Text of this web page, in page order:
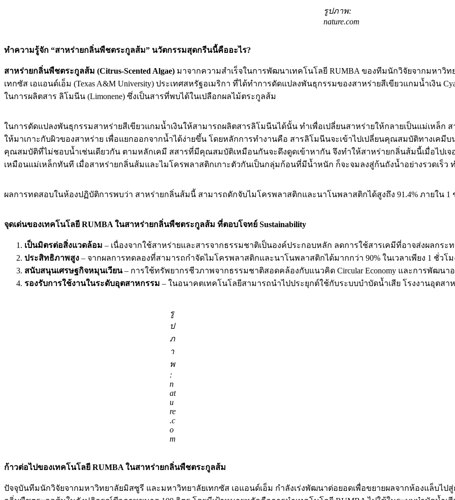
รูปภาพ:
nature.com
ทำความรู้จัก “สาหร่ายกลิ่นพืชตระกูลส้ม” นวัตกรรมสุดกรีนนี้คืออะไร?
สาหร่ายกลิ่นพืชตระกูลส้ม (Citrus-Scented Algae) มาจากความสำเร็จในการพัฒนาเทคโนโลยี RUMBA ของทีมนักวิจัยจากมหาวิทย
เทกซัส เอแอนด์เอ็ม (Texas A&M University) ประเทศสหรัฐอเมริกา ที่ได้ทำการดัดแปลงพันธุกรรมของสาหร่ายสีเขียวแกมน้ำเงิน
ในการผลิตสาร ลิโมนีน (Limonene) ซึ่งเป็นสารที่พบได้ในเปลือกผลไม้ตระกูลส้ม
ในการดัดแปลงพันธุกรรมสาหร่ายสีเขียวแกมน้ำเงินให้สามารถผลิตสารลิโมนีนได้นั้น ทำเพื่อเปลี่ยนสาหร่ายให้กลายเป็นแม่เหล็
ให้มาเกาะกับผิวของสาหร่าย เพื่อแยกออกจากน้ำได้ง่ายขึ้น โดยหลักการทำงานคือ สารลิโมนีนจะเข้าไปเปลี่ยนคุณสมบัติทางเค
คุณสมบัติที่ไม่ชอบน้ำเช่นเดียวกัน ตามหลักเคมี สสารที่มีคุณสมบัติเหมือนกันจะดึงดูดเข้าหากัน จึงทำให้สาหร่ายกลิ่นส้มนี้เมื่อไปเ
เหมือนแม่เหล็กทันที เมื่อสาหร่ายกลิ่นส้มและไมโครพลาสติกเกาะตัวกันเป็นกลุ่มก้อนที่มีน้ำหนัก ก็จะจมลงสู่ก้นถังน้ำอย่างรวดเร็ว
ผลการทดสอบในห้องปฏิบัติการพบว่า สาหร่ายกลิ่นส้มนี้ สามารถดักจับไมโครพลาสติกและนาโนพลาสติกได้สูงถึง 91.4% ภายใน 1
จุดเด่นของเทคโนโลยี RUMBA ในสาหร่ายกลิ่นพืชตระกูลส้ม ที่ตอบโจทย์ Sustainability
เป็นมิตรต่อสิ่งแวดล้อม – เนื่องจากใช้สาหร่ายและสารจากธรรมชาติเป็นองค์ประกอบหลัก ลดการใช้สารเคมีที่อาจส่งผลกระ
ประสิทธิภาพสูง – จากผลการทดลองที่สามารถกำจัดไมโครพลาสติกและนาโนพลาสติกได้มากกว่า 90% ในเวลาเพียง 1 ชั่วโ
สนับสนุนเศรษฐกิจหมุนเวียน– การใช้ทรัพยากรชีวภาพจากธรรมชาติสอดคล้องกับแนวคิด Circular Economy และการพัฒนา
รองรับการใช้งานในระดับอุตสาหกรรม – ในอนาคตเทคโนโลยีสามารถนำไปประยุกต์ใช้กับระบบบำบัดน้ำเสีย โรงงานอุตส
รู
ป
ภ
า
พ
:
n
at
u
re
.c
o
m
ก้าวต่อไปของเทคโนโลยี RUMBA ในสาหร่ายกลิ่นพืชตระกูลส้ม
ปัจจุบันทีมนักวิจัยจากมหาวิทยาลัยมิสซูรี และมหาวิทยาลัยเทกซัส เอแอนด์เอ็ม กำลังเร่งพัฒนาต่อยอดเพื่อขยายผลจากห้องแล็บไป